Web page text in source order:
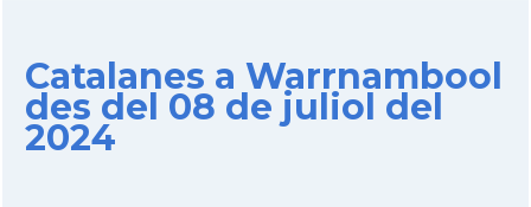
Catalanes a Warrnambool
des del 08 de juliol del
2024